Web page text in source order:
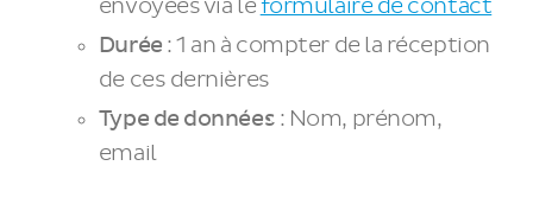
envoyées via leformulaire de contact
Durée : 1 an à compter de la réception
de ces dernières
Type de données : Nom, prénom,
email